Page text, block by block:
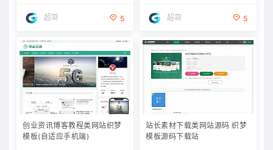
超哥 5 超哥 5
创业资讯博客教程类网站织梦
模板(自适应手机端)
站长素材下载类网站源码 织梦
模板源码下载站